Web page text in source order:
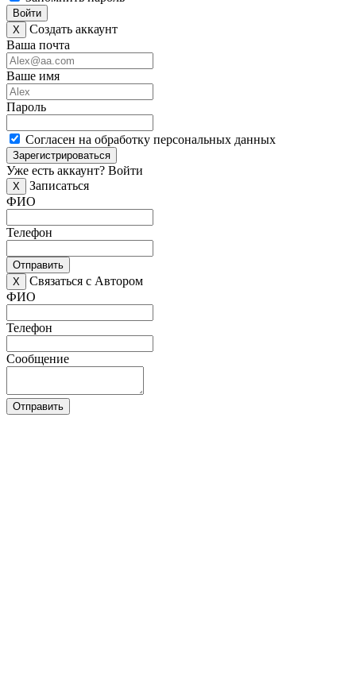
Войти
X
Создать аккаунт
Ваша почта
Ваше имя
Пароль
Согласен на обработку персональных данных
Зарегистрироваться
Уже есть аккаунт? Войти
X
Записаться
ФИО
Телефон
Отправить
X
Связаться с Автором
ФИО
Телефон
Сообщение
Отправить